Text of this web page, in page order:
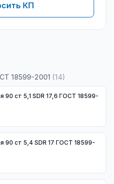
КП
18599-2001 (14)